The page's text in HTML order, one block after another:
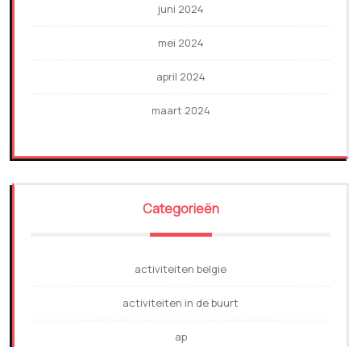
juni 2024
mei 2024
april 2024
maart 2024
Categorieën
activiteiten belgie
activiteiten in de buurt
ap